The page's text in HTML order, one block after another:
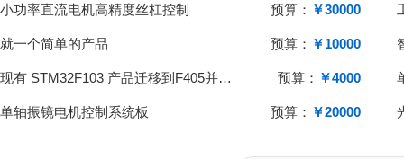
小功率直流电机高精度丝杠控制 预算： ￥30000
就一个简单的产品 预算： ￥10000
现有 STM32F103 产品迁移到F405并优化修复功能 预算： ￥4000
单轴振镜电机控制系统板 预算： ￥20000